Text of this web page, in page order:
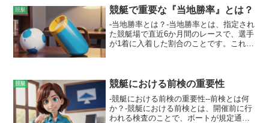
競艇 競艇で重要な『当地勝率』とは？
-当地勝率とは？-当地勝率とは、指定され
た競艇場で直近6か月間のレースで、選手
が1着に入着した割合のことです。これ
の水質やコースの特徴など、各競艇場ご
とに異なる条件に適応した選手のレース
スキルを反映しています。
競艇 競艇における前検の重要性
-競艇における前検の重要性--前検とは何
か？-競艇における前検とは、開催前に行
われる検査のことで、ボートが規定通り